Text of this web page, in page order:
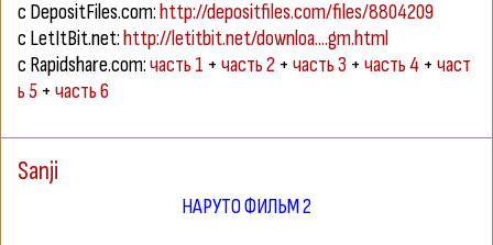
с DepositFiles.com:http://depositfiles.com/files/8804209
с LetItBit.net:http://letitbit.net/downloa....gm.html
с Rapidshare.com:часть 1 + часть 2 + часть 3 + часть 4 + част
ь 5 + часть 6
Sanji
НАРУТО ФИЛЬМ 2